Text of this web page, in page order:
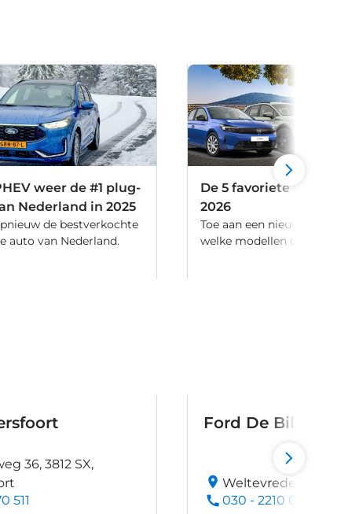
weer de #1 plug-
Nederland in 2025
de bestverkochte
auto van Nederland.
De 5 favoriete
2026
Toe aan een nieuwe
welke modellen dit jaar in
36, 3812 SX,
511
Ford De Bilt
Weltevreden 12,
030 - 2210 060